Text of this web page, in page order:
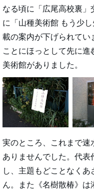
なる頃に「広尾高校裏」
に「山種美術館 もう少
載の案内が下げられてい
ことにほっとして先に
美術館がありました。
実のところ、これまで速
ありませんでした。代表
し、主題もどことなく
ん。また《名樹散椿》